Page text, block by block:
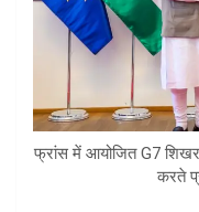
फ्रांस में आयोजित G7
करते